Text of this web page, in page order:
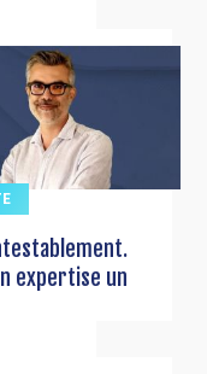
expertise un